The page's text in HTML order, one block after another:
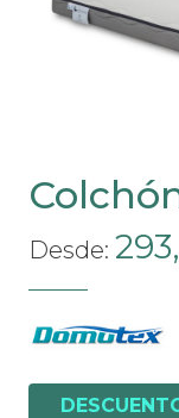
producto
Desde: